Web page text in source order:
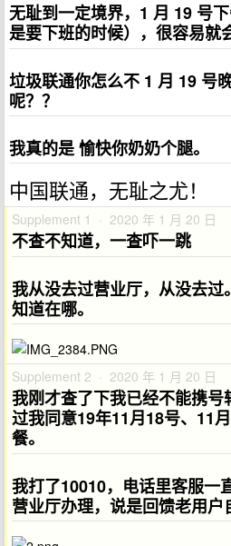
无耻到一定境界，1 月 19 号
是要下班的时候），很容易就
垃圾联通你怎么不 1 月 19 号
呢？？
我真的是 愉快你奶奶个腿。
中国联通，无耻之尤！
Supplement 1 · 2020 年 1 月 20 日
不查不知道，一查吓一跳
我从没去过营业厅，从没去
知道在哪。
Supplement 2 · 2020 年 1 月 20 日
我刚才查了下我已经不能携
过我同意19年11月18号、11
餐。
我打了10010，电话里客服一
营业厅办理，说是回馈老用户